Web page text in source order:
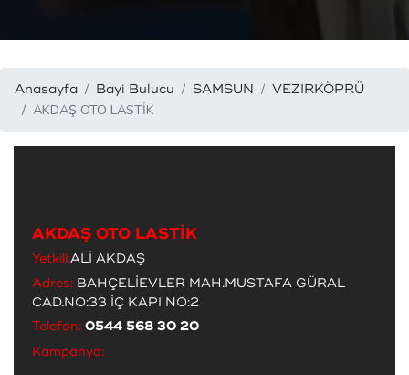
Anasayfa Bayi Bulucu SAMSUN VEZIRKÖPRÜ
AKDAŞ OTO LASTİK
AKDAŞ OTO LASTİK
Yetkili:ALİ AKDAŞ
Adres: BAHÇELİEVLER MAH.MUSTAFA GÜRAL
CAD.NO:33 İÇ KAPI NO:2
Telefon: 0544 568 30 20
Kampanya: